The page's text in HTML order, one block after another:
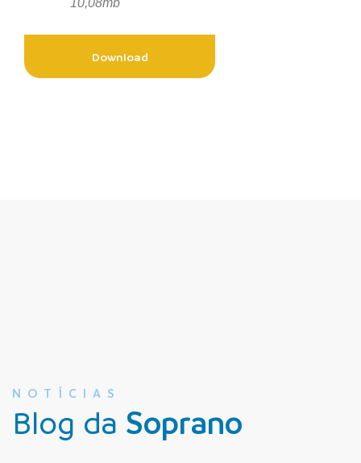
10,08mb
Download
NOTÍCIAS
Blog da Soprano